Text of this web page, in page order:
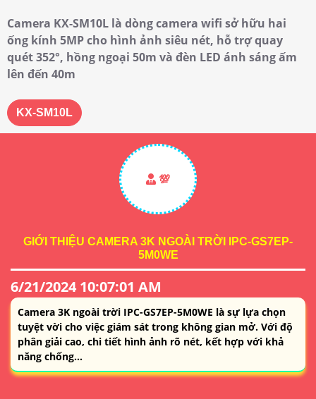
Camera KX-SM10L là dòng camera wifi sở hữu hai
ống kính 5MP cho hình ảnh siêu nét, hỗ trợ quay
quét 352°, hồng ngoại 50m và đèn LED ánh sáng ấm
lên đến 40m
KX-SM10L
💯
GIỚI THIỆU CAMERA 3K NGOÀI TRỜI IPC-GS7EP-
5M0WE
6/21/2024 10:07:01 AM
Camera 3K ngoài trời IPC-GS7EP-5M0WE là sự lựa chọn
tuyệt vời cho việc giám sát trong không gian mở. Với độ
phân giải cao, chi tiết hình ảnh rõ nét, kết hợp với khả
năng chống...